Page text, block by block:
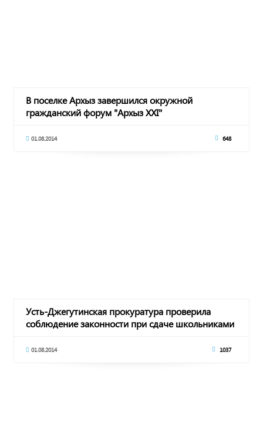
В поселке Архыз завершился окружной
гражданский форум "Архыз XXI"
01.08.2014 648
Усть-Джегутинская прокуратура проверила
соблюдение законности при сдаче школьниками
01.08.2014 1037